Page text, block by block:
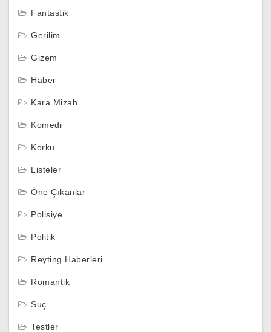
Fantastik
Gerilim
Gizem
Haber
Kara Mizah
Komedi
Korku
Listeler
Öne Çıkanlar
Polisiye
Politik
Reyting Haberleri
Romantik
Suç
Testler